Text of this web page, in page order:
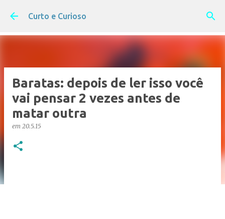
Pular para o conteúdo principal
Curto e Curioso
Baratas: depois de ler isso você
vai pensar 2 vezes antes de
matar outra
em 20.5.15